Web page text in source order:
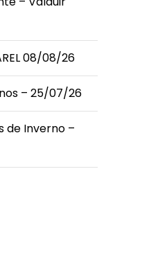
08/08/26
– 25/07/26
de Inverno –